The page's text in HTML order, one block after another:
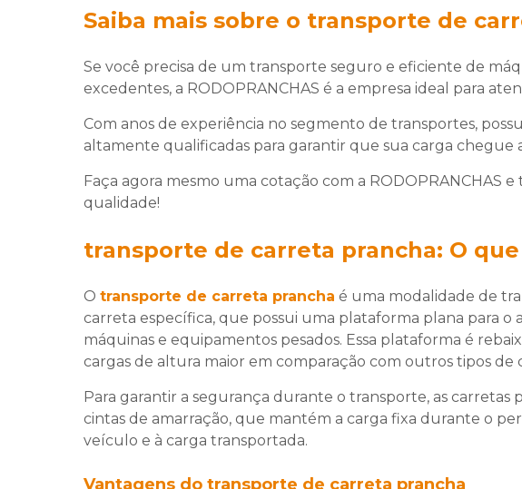
Saiba mais sobre o transporte de
Se você precisa de um transporte seguro e eficiente de
excedentes, a RODOPRANCHAS é a empresa ideal para
Com anos de experiência no segmento de transportes,
altamente qualificadas para garantir que sua carga chegue
Faça agora mesmo uma cotação com a RODOPRANCHAS
qualidade!
transporte de carreta prancha: O
O transporte de carreta prancha é uma modalidade de
carreta específica, que possui uma plataforma plana para
máquinas e equipamentos pesados. Essa plataforma é
cargas de altura maior em comparação com outros tipos de
Para garantir a segurança durante o transporte, as carretas
cintas de amarração, que mantém a carga fixa durante o
veículo e à carga transportada.
Vantagens do transporte de carreta prancha